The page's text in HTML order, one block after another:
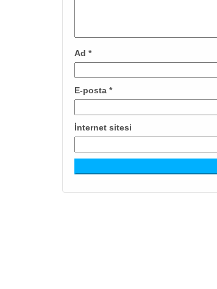
Ad *
E-posta *
İnternet sitesi